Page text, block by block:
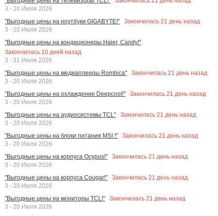
3 - 20 Июля 2026
"Выгодные цены на ноутбуки GIGABYTE!"
Закончилась 21 день назад
3 - 20 Июля 2026
"Выгодные цены на кондиционеры Haier, Candy!"
Закончилась 10 дней назад
3 - 31 Июля 2026
"Выгодные цены на медиаплееры Rombica"
Закончилась 21 день назад
3 - 20 Июля 2026
"Выгодные цены на охлаждение Deepcool!"
Закончилась 21 день назад
3 - 20 Июля 2026
"Выгодные цены на аудиосистемы TCL"
Закончилась 21 день назад
3 - 20 Июля 2026
"Выгодные цены на блоки питания MSI !"
Закончилась 21 день назад
3 - 20 Июля 2026
"Выгодные цены на корпуса Ocypus!"
Закончилась 21 день назад
3 - 20 Июля 2026
"Выгодные цены на корпуса Cougar!"
Закончилась 21 день назад
3 - 20 Июля 2026
"Выгодные цены на мониторы TCL!"
Закончилась 21 день назад
3 - 20 Июля 2026